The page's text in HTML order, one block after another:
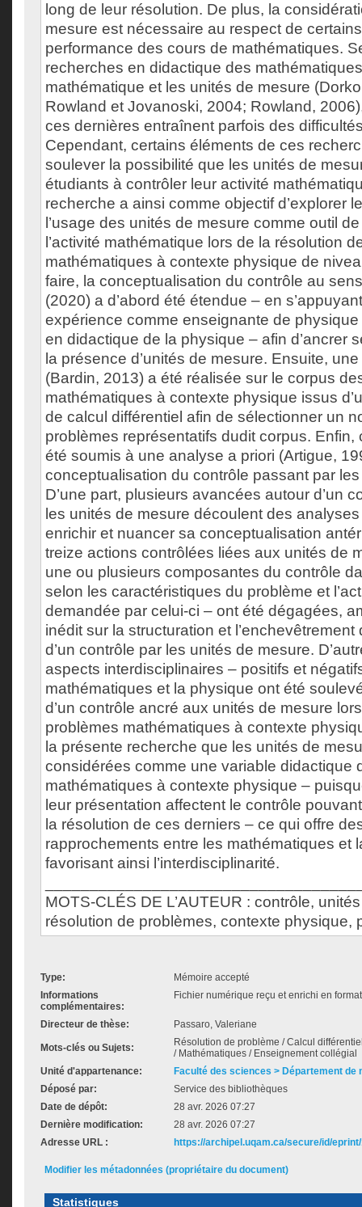
long de leur résolution. De plus, la
mesure est nécessaire au respect de
performance des cours de mathématiques.
recherches en didactique des
mathématique et les unités de mesure
Rowland et Jovanoski, 2004; Rowland,
ces dernières entraînent parfois des
Cependant, certains éléments de ces
soulever la possibilité que les unités de
étudiants à contrôler leur activité
recherche a ainsi comme objectif d’explorer
l’usage des unités de mesure comme outil
l’activité mathématique lors de la résolution
mathématiques à contexte physique de
faire, la conceptualisation du contrôle au
(2020) a d’abord été étendue – en
expérience comme enseignante de
en didactique de la physique – afin d’ancrer
la présence d’unités de mesure. Ensuite,
(Bardin, 2013) a été réalisée sur le corpus
mathématiques à contexte physique issus
de calcul différentiel afin de sélectionner un
problèmes représentatifs dudit corpus. Enfin,
été soumis à une analyse a priori (Artigue,
conceptualisation du contrôle passant par
D’une part, plusieurs avancées autour d’un
les unités de mesure découlent des
enrichir et nuancer sa conceptualisation
treize actions contrôlées liées aux unités de
une ou plusieurs composantes du contrôle
selon les caractéristiques du problème et
demandée par celui-ci – ont été dégagées,
inédit sur la structuration et
d’un contrôle par les unités de mesure.
aspects interdisciplinaires – positifs et
mathématiques et la physique ont été
d’un contrôle ancré aux unités de mesure
problèmes mathématiques à contexte
la présente recherche que les unités de
considérées comme une variable didactique
mathématiques à contexte physique –
leur présentation affectent le contrôle
la résolution de ces derniers – ce qui offre
rapprochements entre les mathématiques et
favorisant ainsi l’interdisciplinarité.
MOTS-CLÉS DE L’AUTEUR : contrôle,
résolution de problèmes, contexte physique,
Type:
Mémoire accepté
Informations
complémentaires:
Fichier numérique reçu et enrichi en
Directeur de thèse: Passaro, Valeriane
Mots-clés ou Sujets:
Résolution de problème / Calcul
/ Mathématiques / Enseignement collégial
Unité d'appartenance:
Faculté des sciences > Département de
Déposé par:
Service des bibliothèques
Date de dépôt:
28 avr. 2026 07:27
Dernière modification:
28 avr. 2026 07:27
Adresse URL :
https://archipel.uqam.ca/secure/id/
Modifier les métadonnées (propriétaire du document)
Statistiques